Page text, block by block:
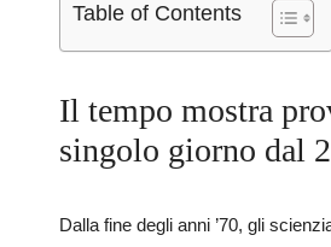
Table of Contents
Il tempo mostra
singolo giorno dal
Dalla fine degli anni ’70, gli